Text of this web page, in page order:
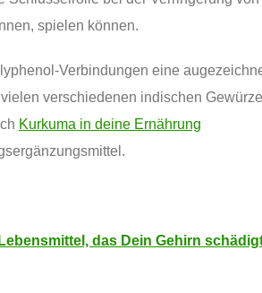
spielen können.
Verbindungen eine
verschiedenen indischen
Kurkuma in deine Ernährung
das Dein Gehirn